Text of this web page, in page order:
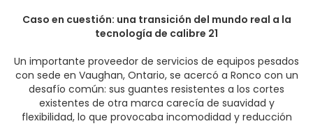
Caso en cuestión: una transición del mundo real a la
tecnología de calibre 21
Un importante proveedor de servicios de equipos pesados
con sede en Vaughan, Ontario, se acercó a Ronco con un
desafío común: sus guantes resistentes a los cortes
existentes de otra marca carecía de suavidad y
flexibilidad, lo que provocaba incomodidad y reducción